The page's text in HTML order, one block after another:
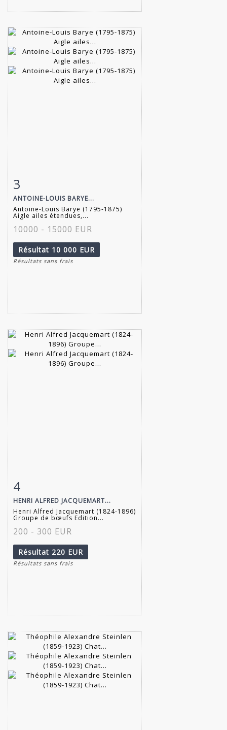
Fiche détaillée
3
ANTOINE-LOUIS BARYE...
Antoine-Louis Barye (1795-1875)
Aigle ailes étendues,...
10000 - 15000 EUR
Résultat 10 000 EUR
Résultats sans frais
Fiche détaillée
4
HENRI ALFRED JACQUEMART...
Henri Alfred Jacquemart (1824-1896)
Groupe de bœufs Edition...
200 - 300 EUR
Résultat 220 EUR
Résultats sans frais